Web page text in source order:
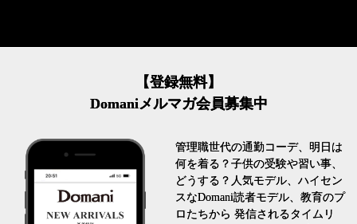
【登録無料】
Domaniメルマガ会員募集中
管理職世代の通勤コーデ、明日は
何を着る？子供の受験や習い事、
どうする？人気モデル、ハイセン
スなDomani読者モデル、教育のプ
ロたちから 発信されるタイムリ